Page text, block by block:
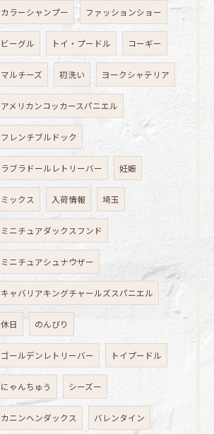
カラーシャンプー ファッションショー
ビーグル トイ・プードル コーギー
マルチーズ 初洗い ヨークシャテリア
アメリカンコッカースパニエル
フレンチブルドック
ラブラドールレトリーバー 妊娠
ミックス 入荷情報 埼玉
ミニチュアダックスフンド
ミニチュアシュナウザー
キャバリアキングチャールズスパニエル
休日 のんびり
ゴールデンレトリーバー トイプードル
にゃんちゅう シーズー
カニンヘンダックス バレンタイン